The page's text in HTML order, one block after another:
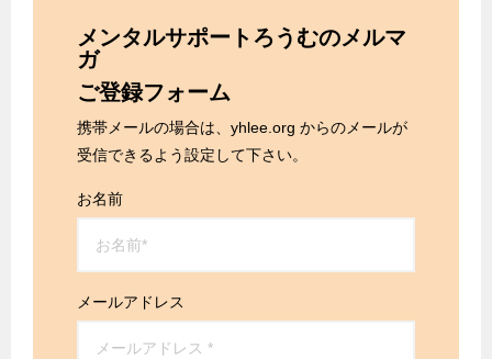
メンタルサポートろうむのメルマ
ガ
ご登録フォーム
携帯メールの場合は、yhlee.org からのメールが
受信できるよう設定して下さい。
お名前
メールアドレス